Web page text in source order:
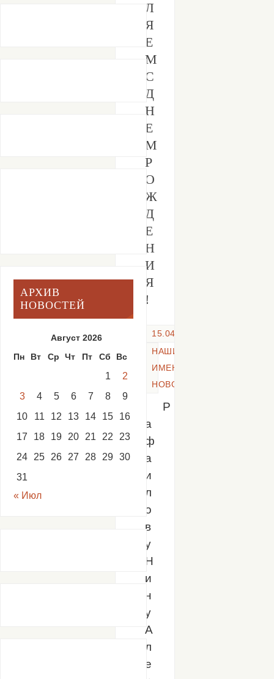
Л
Я
Е
М
С
Д
Н
Е
М
Р
О
Ж
Д
Е
Н
И
Я
!
15.04.2022
НАШИ
ИМЕНИННИКИ
НОВОСТИ
Р
а
ф
а
и
л
о
в
у
Н
и
н
у
А
л
е
АРХИВ
НОВОСТЕЙ
Август 2026
Пн
Вт Ср Чт Пт Сб Вс
1
2
3
4 5 6 7 8
9
10
11 12 13 14 15
16
17
18 19 20 21 22
23
24
25 26 27 28 29
30
31
« Июл